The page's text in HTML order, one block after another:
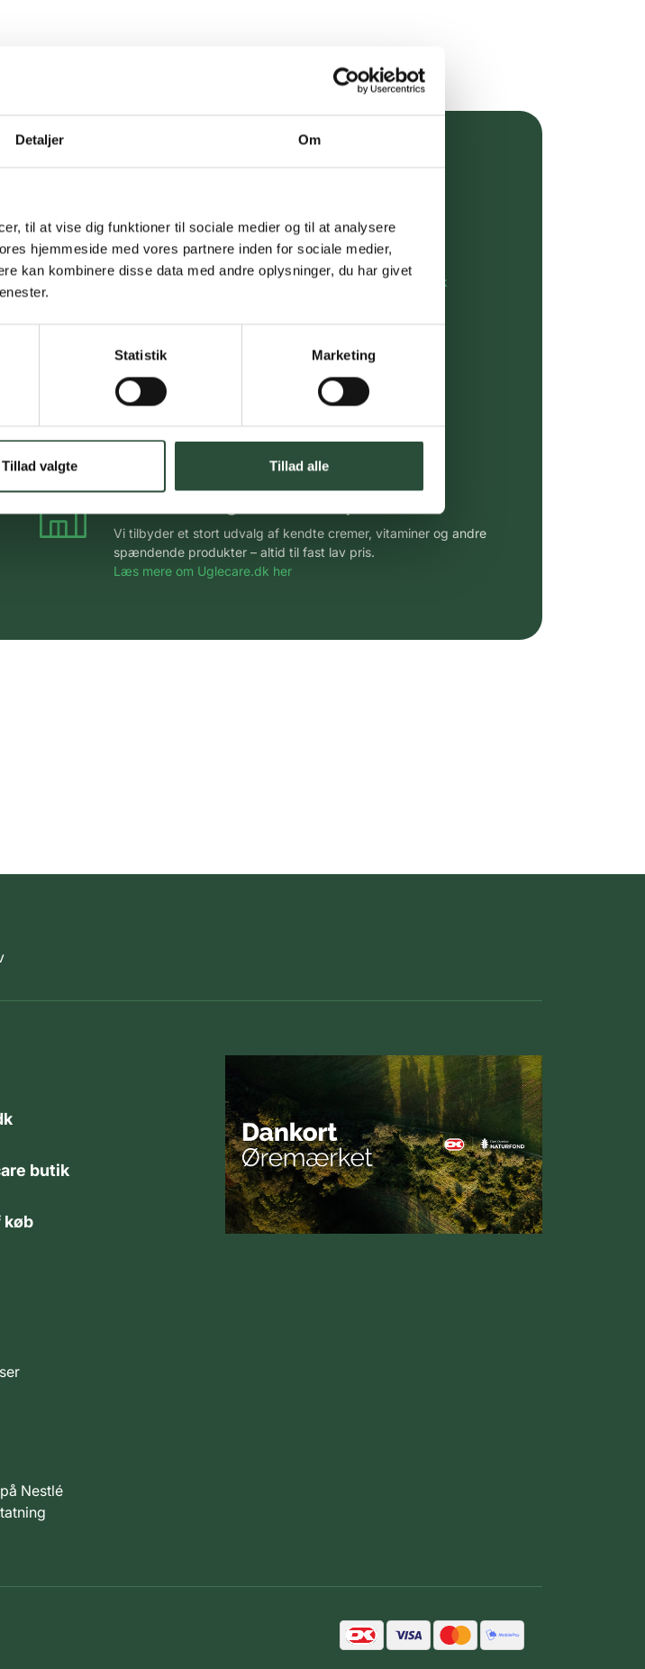
Detaljer Om
til at vise dig funktioner til sociale medier og til at analysere
hjemmeside med vores partnere inden for sociale medier,
kan kombinere disse data med andre oplysninger, du har givet
Statistik Marketing
Tillad valgte Tillad alle
Gratis fragt over 349 kr.
Personlig rådgivning
Få hjælp til din webordre på: kundeservice@uglecare.dk
Hurtigt leveringen via GLS, og DAO
Faste lave priser*
Stort udvalg af kendte produkter
Vi tilbyder et stort udvalg af kendte cremer, vitaminer og andre
spændende produkter – altid til fast lav pris.
Læs mere om Uglecare.dk her
butik
køb
Nestlé